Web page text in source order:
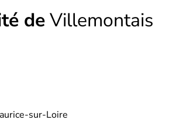
méditerranéen.
d’aqueducs, ou encore les
deVillemontais
sur-Loire